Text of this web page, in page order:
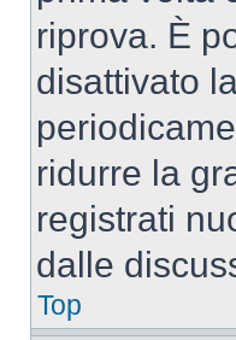
riprova. È
disattivato
ridurre la
registrati
dalle
Top